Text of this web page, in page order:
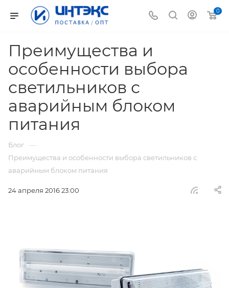
0
Преимущества и
особенности выбора
светильников с
аварийным блоком
питания
Блог —
Преимущества и особенности выбора светильников с
аварийным блоком питания
24 апреля 2016 23:00